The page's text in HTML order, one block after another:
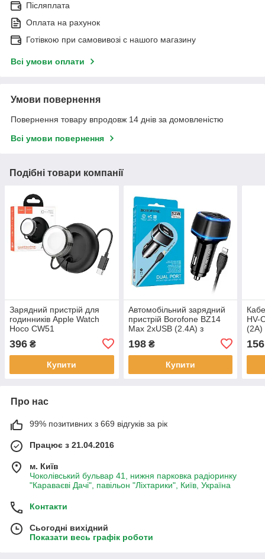
Післяплата
Оплата на рахунок
Готівкою при самовивозі c нашого магазину
Всі умови оплати
Умови повернення
Повернення товару впродовж 14 днів за домовленістю
Всі умови повернення
Подібні товари компанії
Зарядний пристрій для
годинників Apple Watch
Hoco CW51
396 ₴
Купити
Автомобільний зарядний
пристрій Borofone BZ14
Max 2xUSB (2.4A) з
кабелем Apple Lightning
198₴
Купити
HV-
(2A)
156
Про нас
99% позитивних з 669 відгуків за рік
Працює з 21.04.2016
м. Київ
Чоколівський бульвар 41, нижня парковка радіоринку
"Караваєві Дачі", павільон "Ліхтарики", Київ, Україна
Контакти
Сьогодні вихідний
Показати весь графік роботи